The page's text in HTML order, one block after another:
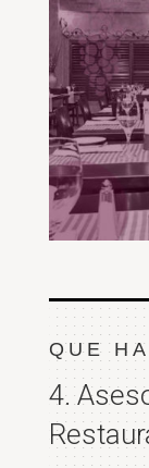
QUE
4.